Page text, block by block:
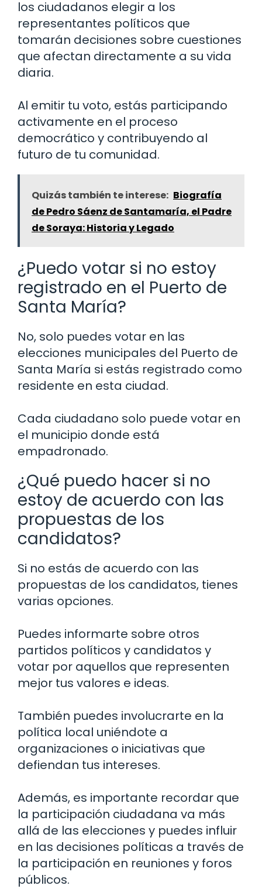
los ciudadanos elegir a los
representantes políticos que
tomarán decisiones sobre cuestiones
que afectan directamente a su vida
diaria.
Al emitir tu voto, estás participando
activamente en el proceso
democrático y contribuyendo al
futuro de tu comunidad.
Quizás también te interese: Biografía
de Pedro Sáenz de Santamaría, el Padre
de Soraya: Historia y Legado
¿Puedo votar si no estoy
registrado en el Puerto de
Santa María?
No, solo puedes votar en las
elecciones municipales del Puerto de
Santa María si estás registrado como
residente en esta ciudad.
Cada ciudadano solo puede votar en
el municipio donde está
empadronado.
¿Qué puedo hacer si no
estoy de acuerdo con las
propuestas de los
candidatos?
Si no estás de acuerdo con las
propuestas de los candidatos, tienes
varias opciones.
Puedes informarte sobre otros
partidos políticos y candidatos y
votar por aquellos que representen
mejor tus valores e ideas.
También puedes involucrarte en la
política local uniéndote a
organizaciones o iniciativas que
defiendan tus intereses.
Además, es importante recordar que
la participación ciudadana va más
allá de las elecciones y puedes influir
en las decisiones políticas a través de
la participación en reuniones y foros
públicos.